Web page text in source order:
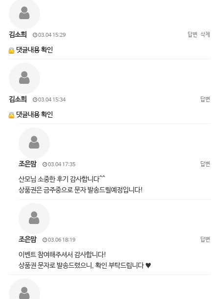
김소희 03.04 15:29 답변 삭제
댓글내용 확인
김소희 03.04 15:34 답변
댓글내용 확인
조은맘 03.04 17:35 답변
산모님 소중한 후기 감사합니다^^
상품권은 금주중으로 문자 발송드릴예정입니다!
조은맘 03.06 18:19 답변
이벤트 참여해주셔서 감사합니다!
상품권 문자로 발송드렸으니, 확인 부탁드립니다 ♥